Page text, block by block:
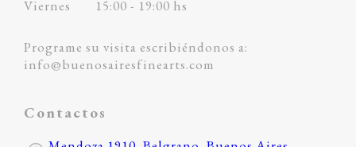
Viernes
15:00 - 19:00 hs
Programe su visita escribiéndonos a:
info@buenosairesfinearts.com
Contactos